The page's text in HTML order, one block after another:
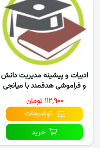
ادبیات و پیشینه مدیریت دانش
و فراموشی هدفمند با میانجی
تسهیم دانش
۱۱۲,۹۰۰ تومان
توضیحات
خرید